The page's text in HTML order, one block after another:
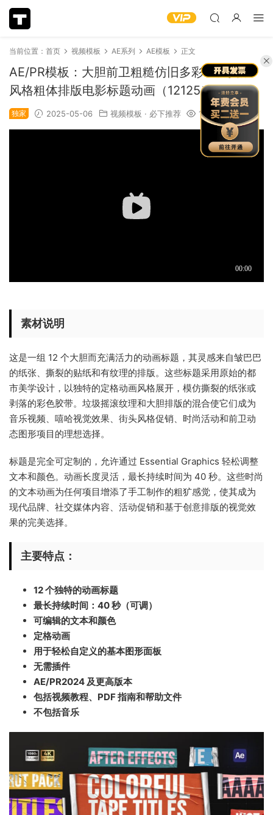
当前位置： 首页 视频模板 AE系列 AE模板 正文
AE/PR模板：大胆前卫粗糙仿旧多彩垃圾摇滚
风格粗体排版电影标题动画（12125）
独家 2025-05-06 视频模板 · 必下推荐 1.15k
素材说明
这是一组 12 个大胆而充满活力的动画标题，其灵感来自皱巴巴
的纸张、撕裂的贴纸和有纹理的排版。这些标题采用原始的都
市美学设计，以独特的定格动画风格展开，模仿撕裂的纸张或
剥落的彩色胶带。垃圾摇滚纹理和大胆排版的混合使它们成为
音乐视频、嘻哈视觉效果、街头风格促销、时尚活动和前卫动
态图形项目的理想选择。
标题是完全可定制的，允许通过 Essential Graphics 轻松调整
文本和颜色。动画长度灵活，最长持续时间为 40 秒。这些时尚
的文本动画为任何项目增添了手工制作的粗犷感觉，使其成为
现代品牌、社交媒体内容、活动促销和基于创意排版的视觉效
果的完美选择。
主要特点：
12 个独特的动画标题
最长持续时间：40 秒（可调）
可编辑的文本和颜色
定格动画
用于轻松自定义的基本图形面板
无需插件
AE/PR2024 及更高版本
包括视频教程、PDF 指南和帮助文件
不包括音乐